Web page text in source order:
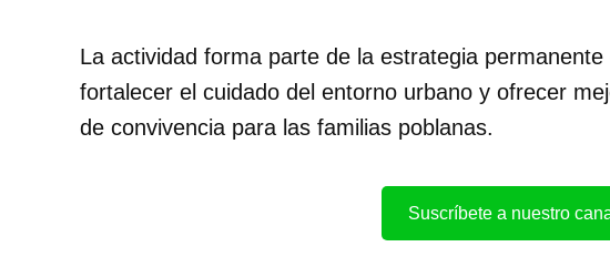
La actividad forma parte de la estrategia
fortalecer el cuidado del entorno urbano y ofrecer
de convivencia para las familias poblanas.
Suscríbete a nuestro